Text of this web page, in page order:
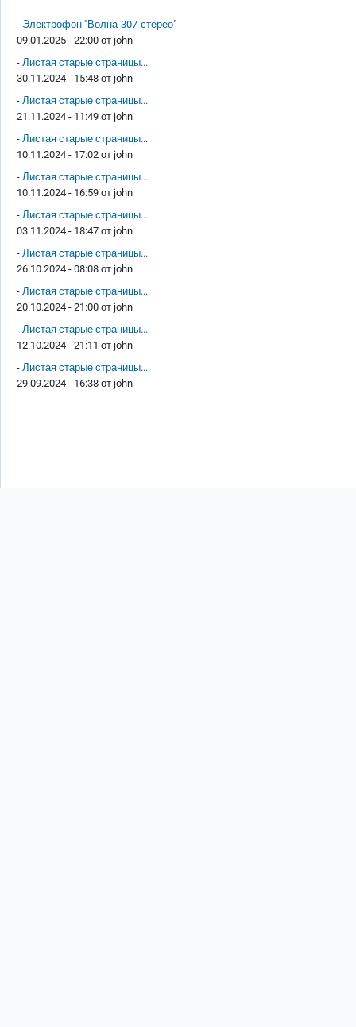
- Электрофон "Волна-307-стерео"
09.01.2025 - 22:00 от john
- Листая старые страницы...
30.11.2024 - 15:48 от john
- Листая старые страницы...
21.11.2024 - 11:49 от john
- Листая старые страницы...
10.11.2024 - 17:02 от john
- Листая старые страницы...
10.11.2024 - 16:59 от john
- Листая старые страницы...
03.11.2024 - 18:47 от john
- Листая старые страницы...
26.10.2024 - 08:08 от john
- Листая старые страницы...
20.10.2024 - 21:00 от john
- Листая старые страницы...
12.10.2024 - 21:11 от john
- Листая старые страницы...
29.09.2024 - 16:38 от john